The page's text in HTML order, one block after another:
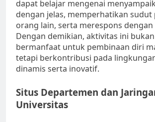
dapat belajar mengenai
dengan jelas, memperhatikan sudut
orang lain, serta merespons
Dengan demikian, aktivitas ini
bermanfaat untuk pembinaan diri
tetapi berkontribusi pada
dinamis serta inovatif.
Situs Departemen dan
Universitas